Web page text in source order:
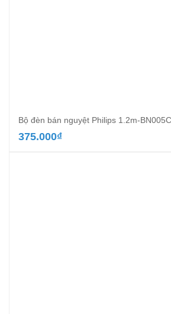
Bộ đèn bán nguyệt Philips 1.2m-BN005C
375.000₫